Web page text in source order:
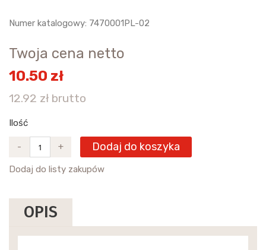
Numer katalogowy: 7470001PL-02
Twoja cena netto
10.50 zł
12.92 zł brutto
Ilość
- + Dodaj do koszyka
Dodaj do listy zakupów
OPIS